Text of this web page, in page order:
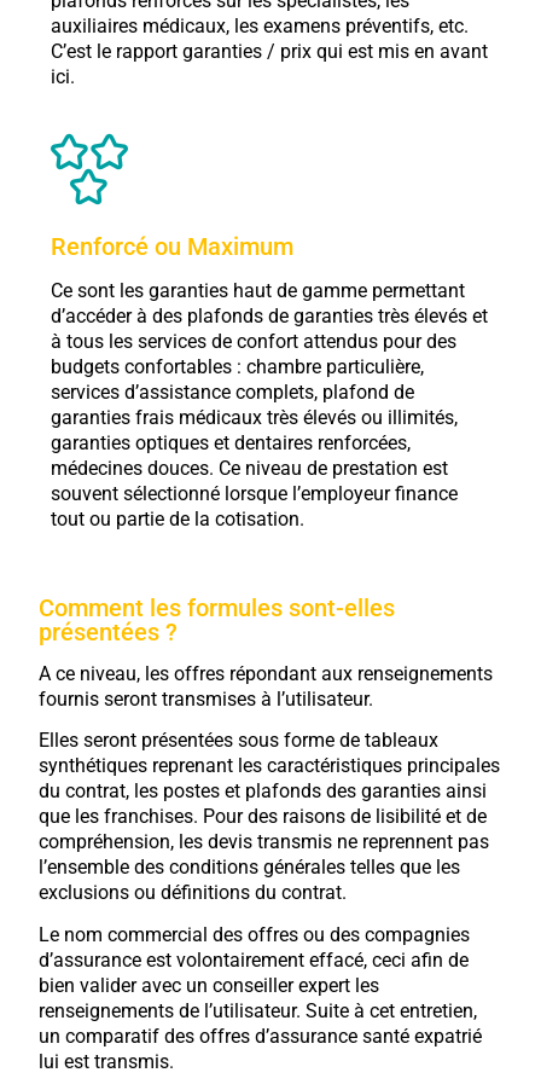
auxiliaires médicaux, les examens préventifs, etc.
C’est le rapport garanties / prix qui est mis en avant
ici.
Renforcé ou Maximum
Ce sont les garanties haut de gamme permettant
d’accéder à des plafonds de garanties très élevés et
à tous les services de confort attendus pour des
budgets confortables : chambre particulière,
services d’assistance complets, plafond de
garanties frais médicaux très élevés ou illimités,
garanties optiques et dentaires renforcées,
médecines douces. Ce niveau de prestation est
souvent sélectionné lorsque l’employeur finance
tout ou partie de la cotisation.
Comment les formules sont-elles
présentées ?
A ce niveau, les offres répondant aux renseignements
fournis seront transmises à l’utilisateur.
Elles seront présentées sous forme de tableaux
synthétiques reprenant les caractéristiques principales
du contrat, les postes et plafonds des garanties ainsi
que les franchises. Pour des raisons de lisibilité et de
compréhension, les devis transmis ne reprennent pas
l’ensemble des conditions générales telles que les
exclusions ou définitions du contrat.
Le nom commercial des offres ou des compagnies
d’assurance est volontairement effacé, ceci afin de
bien valider avec un conseiller expert les
renseignements de l’utilisateur. Suite à cet entretien,
un comparatif des offres d’assurance santé expatrié
lui est transmis.